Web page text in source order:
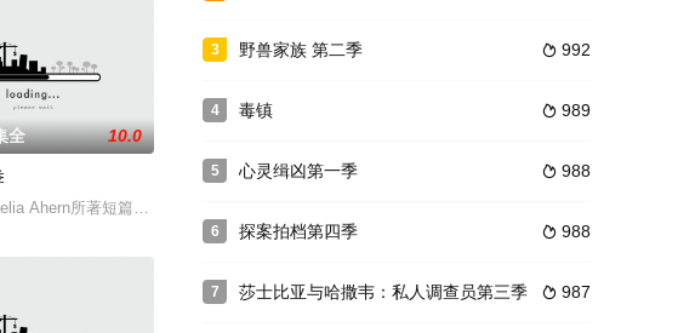
车”创造者Wilford回来了
全 10.0
Ahern所著短篇小说，每个故事都从一个独特的女性视角讲述，探索自己生活中与众不同、荒
3  992
野兽家族 第二季
4  989
毒镇
5  988
心灵缉凶第一季
6  988
探案拍档第四季
7  987
莎士比亚与哈撒韦：私人调查员第三季